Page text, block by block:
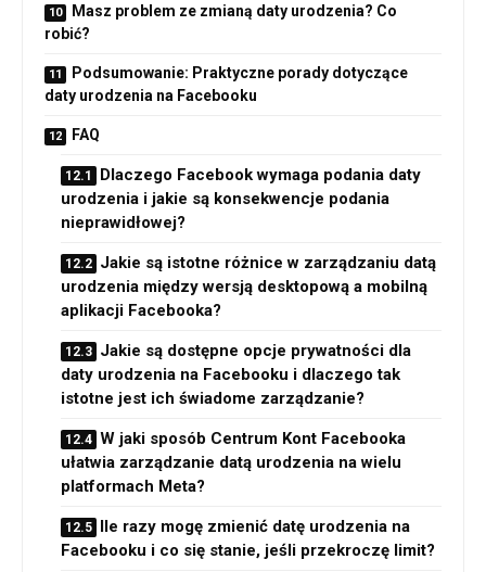
Masz problem ze zmianą daty urodzenia? Co
robić?
Podsumowanie: Praktyczne porady dotyczące
daty urodzenia na Facebooku
FAQ
Dlaczego Facebook wymaga podania daty
urodzenia i jakie są konsekwencje podania
nieprawidłowej?
Jakie są istotne różnice w zarządzaniu datą
urodzenia między wersją desktopową a mobilną
aplikacji Facebooka?
Jakie są dostępne opcje prywatności dla
daty urodzenia na Facebooku i dlaczego tak
istotne jest ich świadome zarządzanie?
W jaki sposób Centrum Kont Facebooka
ułatwia zarządzanie datą urodzenia na wielu
platformach Meta?
Ile razy mogę zmienić datę urodzenia na
Facebooku i co się stanie, jeśli przekroczę limit?